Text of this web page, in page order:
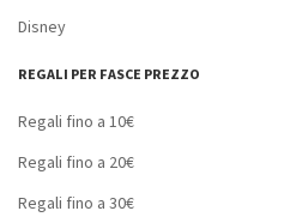
Disney
REGALI PER FASCE PREZZO
Regali fino a 10€
Regali fino a 20€
Regali fino a 30€